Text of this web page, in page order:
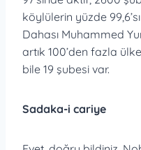
köylülerin yüzde
Dahası Muhammed
artık 100’den fazla
bile 19 şubesi var.
Sadaka-i cariye